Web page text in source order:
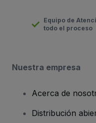
Equipo de
todo el proceso
Nuestra empresa
Acerca de
Distribución